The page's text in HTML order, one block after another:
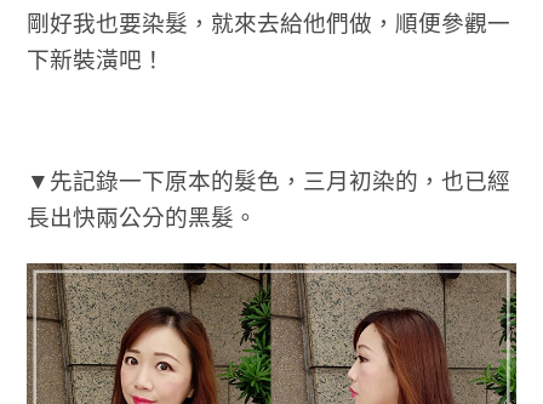
剛好我也要染髮，就來去給他們做，順便參觀一
下新裝潢吧！
▼先記錄一下原本的髮色，三月初染的，也已經
長出快兩公分的黑髮。